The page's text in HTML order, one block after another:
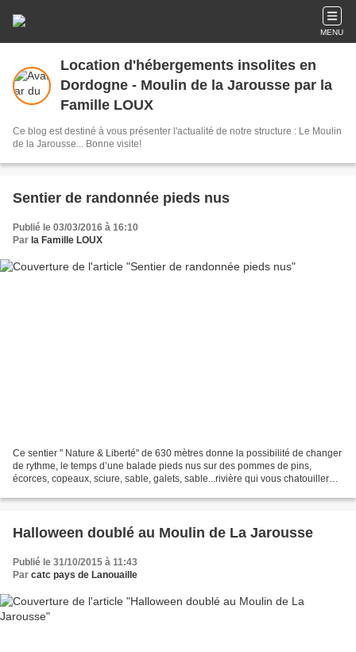
MENU
Location d'hébergements insolites en
Dordogne - Moulin de la Jarousse par la
Famille LOUX
Ce blog est destiné à vous présenter l'actualité de notre structure : Le Moulin
de la Jarousse... Bonne visite!
Sentier de randonnée pieds nus
Publié le 03/03/2016 à 16:10
Par la Famille LOUX
Ce sentier " Nature & Liberté" de 630 mètres donne la possibilité de changer
de rythme, le temps d’une balade pieds nus sur des pommes de pins,
écorces, copeaux, sciure, sable, galets, sable...rivière qui vous chatouilleront
Halloween doublé au Moulin de La Jarousse
Publié le 31/10/2015 à 11:43
Par catc pays de Lanouaille